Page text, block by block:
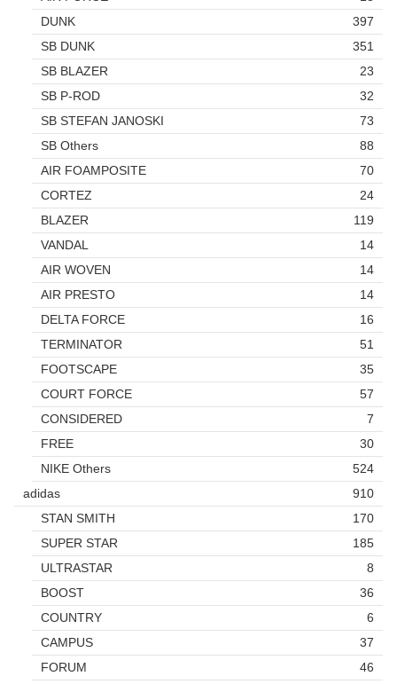
DUNK
397
SB DUNK
351
SB BLAZER
23
SB P-ROD
32
SB STEFAN JANOSKI
73
SB Others
88
AIR FOAMPOSITE
70
CORTEZ
24
BLAZER
119
VANDAL
14
AIR WOVEN
14
AIR PRESTO
14
DELTA FORCE
16
TERMINATOR
51
FOOTSCAPE
35
COURT FORCE
57
CONSIDERED
7
FREE
30
NIKE Others
524
adidas
910
STAN SMITH
170
SUPER STAR
185
ULTRASTAR
8
BOOST
36
COUNTRY
6
CAMPUS
37
FORUM
46